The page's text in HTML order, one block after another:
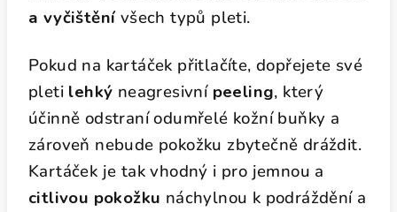
a vyčištění všech typů pleti.
Pokud na kartáček přitlačíte, dopřejete své
pleti lehký neagresivní peeling, který
účinně odstraní odumřelé kožní buňky a
zároveň nebude pokožku zbytečně dráždit.
Kartáček je tak vhodný i pro jemnou a
citlivou pokožku náchylnou k podráždění a